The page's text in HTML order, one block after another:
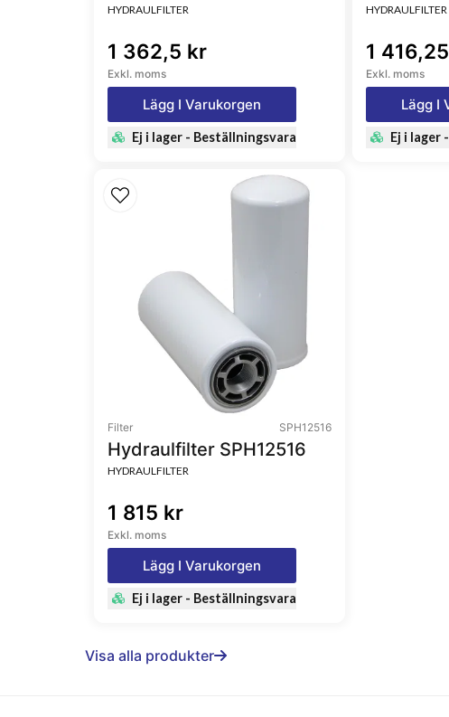
HYDRAULFILTER
1 362,5 kr
Exkl. moms
Lägg I Varukorgen
Ej i lager - Beställningsvara
HYDRAULFILTER
1
Exkl. moms
Lägg I
Ej i lager
Filter SPH12516
Hydraulfilter SPH12516
HYDRAULFILTER
1 815 kr
Exkl. moms
Lägg I Varukorgen
Ej i lager - Beställningsvara
Visa alla produkter